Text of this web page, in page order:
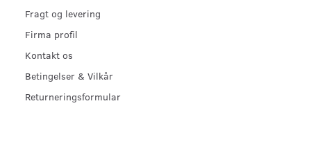
Fragt og levering
Firma profil
Kontakt os
Betingelser & Vilkår
Returneringsformular